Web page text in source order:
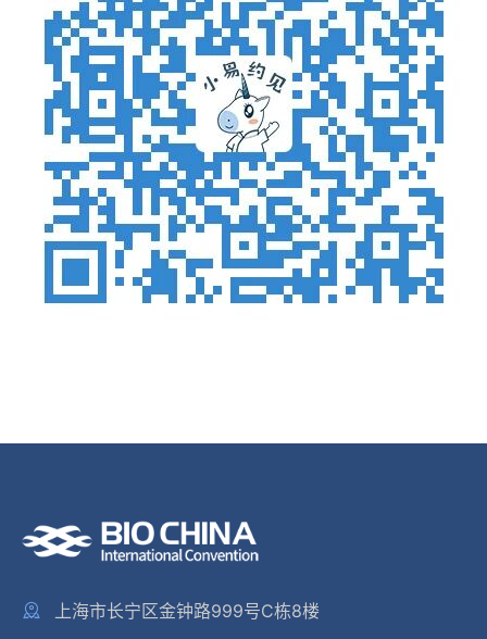
上海市长宁区金钟路999号C栋8楼